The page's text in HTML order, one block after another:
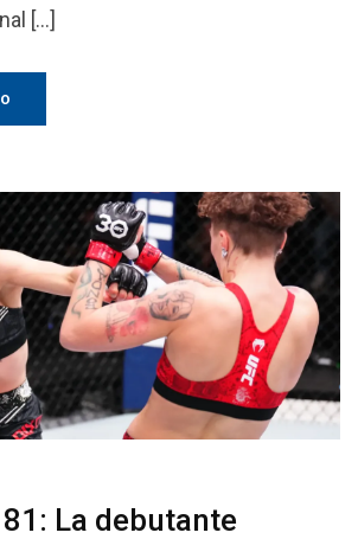
[…]
81: La debutante